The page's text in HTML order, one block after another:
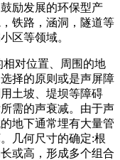
励发展的环保型产
铁路，涵洞，隧道等
区等领域。
对位置、周围的地
择的原则或是声屏障
土坡、堤坝等障碍
需的声衰减。由于声
地下通常埋有大量管
几何尺寸的确定:根
或高，形成多个组合